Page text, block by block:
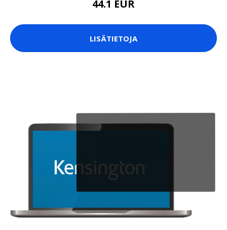
44.1 EUR
LISÄTIETOJA